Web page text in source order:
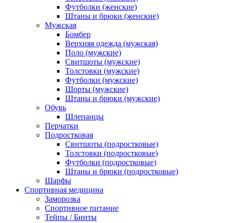
Футболки (женские)
Штаны и брюки (женские)
Мужская
Бомбер
Верхняя одежда (мужская)
Поло (мужские)
Свитшоты (мужские)
Толстовки (мужские)
Футболки (мужские)
Шорты (мужские)
Штаны и брюки (мужские)
Обувь
Шлепанцы
Перчатки
Подростковая
Свитшоты (подростковые)
Толстовки (подростковые)
Футболки (подростковые)
Штаны и брюки (подростковые)
Шарфы
Спортивная медицина
Заморозка
Спортивное питание
Тейпы / Бинты